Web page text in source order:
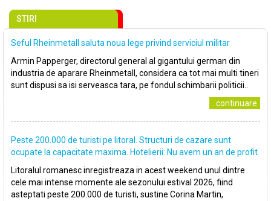
STIRI
Seful Rheinmetall saluta noua lege privind serviciul militar
Armin Papperger, directorul general al gigantului german din
industria de aparare Rheinmetall, considera ca tot mai multi tineri
sunt dispusi sa isi serveasca tara, pe fondul schimbarii politicii..
..continuare
Peste 200.000 de turisti pe litoral. Structuri de cazare sunt
ocupate la capacitate maxima. Hotelierii: Nu avem un an de profit
Litoralul romanesc inregistreaza in acest weekend unul dintre
cele mai intense momente ale sezonului estival 2026, fiind
asteptati peste 200.000 de turisti, sustine Corina Martin,